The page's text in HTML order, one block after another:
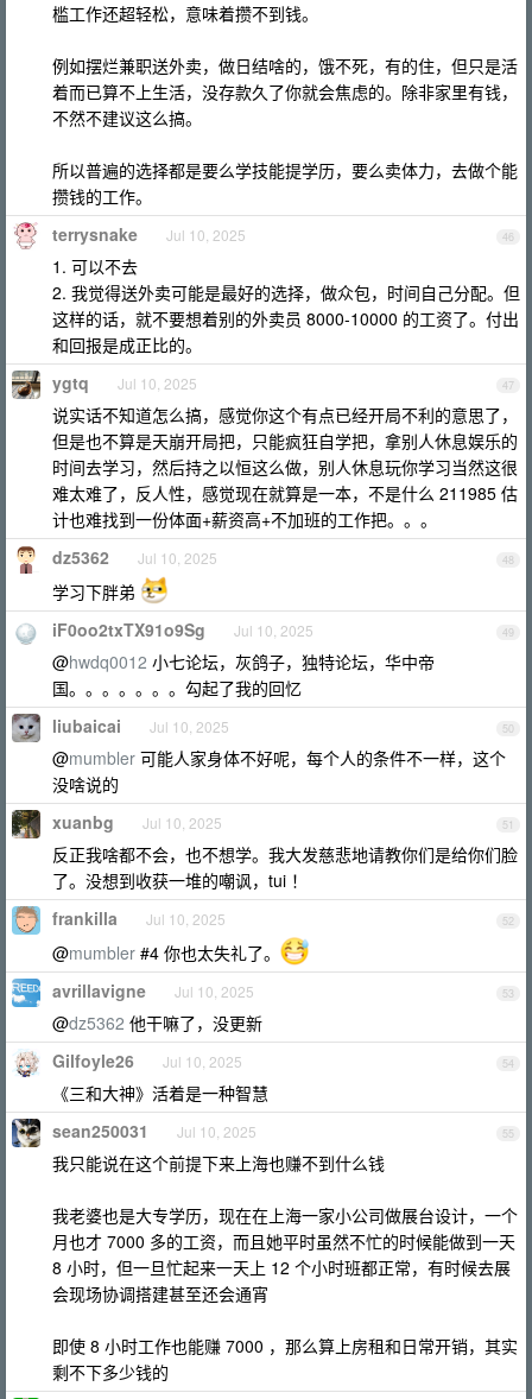
槛工作还超轻松，意味着攒不到钱。
例如摆烂兼职送外卖，做日结啥的，饿不死，有的住，但只是活
着而已算不上生活，没存款久了你就会焦虑的。除非家里有钱，
不然不建议这么搞。
所以普遍的选择都是要么学技能提学历，要么卖体力，去做个能
攒钱的工作。
46
terrysnake Jul 10, 2025
1. 可以不去
2. 我觉得送外卖可能是最好的选择，做众包，时间自己分配。但
这样的话，就不要想着别的外卖员 8000-10000 的工资了。付出
和回报是成正比的。
47
ygtq Jul 10, 2025
说实话不知道怎么搞，感觉你这个有点已经开局不利的意思了，
但是也不算是天崩开局把，只能疯狂自学把，拿别人休息娱乐的
时间去学习，然后持之以恒这么做，别人休息玩你学习当然这很
难太难了，反人性，感觉现在就算是一本，不是什么 211985 估
计也难找到一份体面+薪资高+不加班的工作把。。。
48
dz5362 Jul 10, 2025
学习下胖弟
49
iF0oo2txTX91o9Sg Jul 10, 2025
@hwdq0012 小七论坛，灰鸽子，独特论坛，华中帝
国。。。。。。。勾起了我的回忆
50
liubaicai Jul 10, 2025
@mumbler 可能人家身体不好呢，每个人的条件不一样，这个
没啥说的
51
xuanbg Jul 10, 2025
反正我啥都不会，也不想学。我大发慈悲地请教你们是给你们脸
了。没想到收获一堆的嘲讽，tui ！
52
frankilla Jul 10, 2025
@mumbler #4 你也太失礼了。
53
avrillavigne Jul 10, 2025
@dz5362 他干嘛了，没更新
54
Gilfoyle26 Jul 10, 2025
《三和大神》活着是一种智慧
55
sean250031 Jul 10, 2025
我只能说在这个前提下来上海也赚不到什么钱
我老婆也是大专学历，现在在上海一家小公司做展台设计，一个
月也才 7000 多的工资，而且她平时虽然不忙的时候能做到一天
8 小时，但一旦忙起来一天上 12 个小时班都正常，有时候去展
会现场协调搭建甚至还会通宵
即使 8 小时工作也能赚 7000 ，那么算上房租和日常开销，其实
剩不下多少钱的